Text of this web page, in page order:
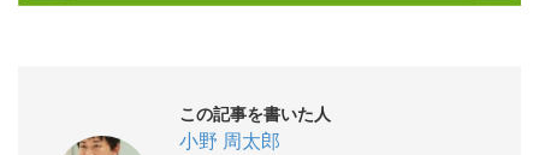
この記事を書いた人
小野 周太郎